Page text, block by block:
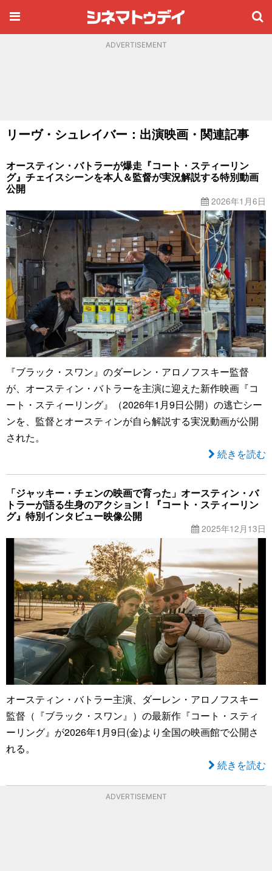
ADVERTISEMENT
リーヴ・シュレイバー：出演映画・関連記事
オースティン・バトラーが爆走『コート・スティーリン
グ』チェイスシーンを本人＆監督が実況解説する特別動画
公開
2026年1月6日
『ブラック・スワン』のダーレン・アロノフスキー監督
が、オースティン・バトラーを主演に迎えた新作映画『コ
ート・スティーリング』（2026年1月9日公開）の逃亡シー
ンを、監督とオースティンが自ら解説する実況動画が公開
された。
続きを読む
「ジャッキー・チェンの映画で育った」オースティン・バ
トラーが語る生身のアクション！『コート・スティーリン
グ』特別インタビュー映像公開
2025年12月13日
オースティン・バトラー主演、ダーレン・アロノフスキー
監督（『ブラック・スワン』）の最新作『コート・スティ
ーリング』が2026年1月9日(金)より全国の映画館で公開さ
れる。
続きを読む
ADVERTISEMENT